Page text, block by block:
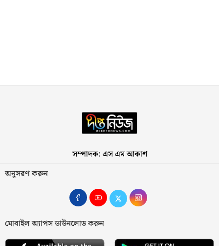
সম্পাদক: এস এম আকাশ
অনুসরণ করুন
মোবাইল অ্যাপস ডাউনলোড করুন